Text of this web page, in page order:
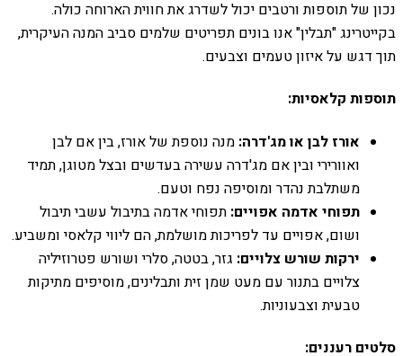
נכון של תוספות ורטבים יכול לשדרג את חווית הארוחה כולה.
בקייטרינג "תבלין" אנו בונים תפריטים שלמים סביב המנה העיקרית,
תוך דגש על איזון טעמים וצבעים.
תוספות קלאסיות:
אורז לבן או מג'דרה: מנה נוספת של אורז, בין אם לבן
ואוורירי ובין אם מג'דרה עשירה בעדשים ובצל מטוגן, תמיד
משתלבת נהדר ומוסיפה נפח וטעם.
תפוחי אדמה אפויים: תפוחי אדמה בתיבול עשבי תיבול
ושום, אפויים עד לפריכות מושלמת, הם ליווי קלאסי ומשביע.
ירקות שורש צלויים: גזר, בטטה, סלרי ושורש פטרוזיליה
צלויים בתנור עם מעט שמן זית ותבלינים, מוסיפים מתיקות
טבעית וצבעוניות.
סלטים רעננים: